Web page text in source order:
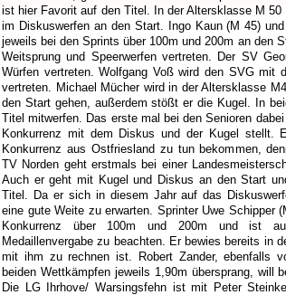
ist hier Favorit auf den Titel. In der Altersklasse M 50
im Diskuswerfen an den Start. Ingo Kaun (M 45)
jeweils bei den Sprints über 100m und 200m an den
Weitsprung und Speerwerfen vertreten. Der SV
Würfen vertreten. Wolfgang Voß wird den SVG mit
vertreten. Michael Mücher wird in der Altersklasse
den Start gehen, außerdem stößt er die Kugel. In
Titel mitwerfen. Das erste mal bei den Senioren
Konkurrenz mit dem Diskus und der Kugel stellt.
Konkurrenz aus Ostfriesland zu tun bekommen,
TV Norden geht erstmals bei einer
Auch er geht mit Kugel und Diskus an den Start
Titel. Da er sich in diesem Jahr auf das
eine gute Weite zu erwarten. Sprinter Uwe Schipper
Konkurrenz über 100m und 200m und ist
Medaillenvergabe zu beachten. Er bewies bereits in
mit ihm zu rechnen ist. Robert Zander, ebenfalls
beiden Wettkämpfen jeweils 1,90m übersprang, will
Die LG Ihrhove/ Warsingsfehn ist mit Peter